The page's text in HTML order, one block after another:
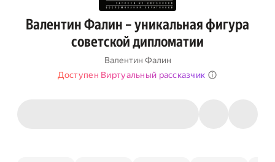
Валентин Фалин – уникальная фигура
советской дипломатии
Валентин Фалин
Доступен Виртуальный рассказчик